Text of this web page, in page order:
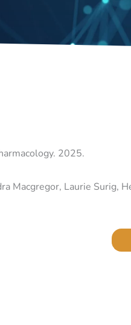
2025.
Macgregor, Laurie Surig,